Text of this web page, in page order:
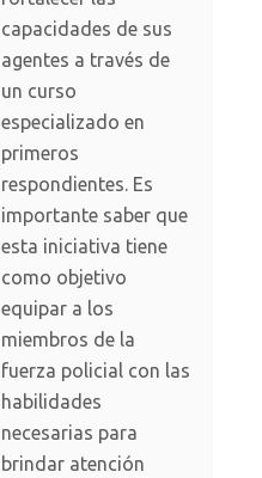
capacidades de sus
agentes a través de
un curso
especializado en
primeros
respondientes. Es
importante saber que
esta iniciativa tiene
como objetivo
equipar a los
miembros de la
fuerza policial con las
habilidades
necesarias para
brindar atención